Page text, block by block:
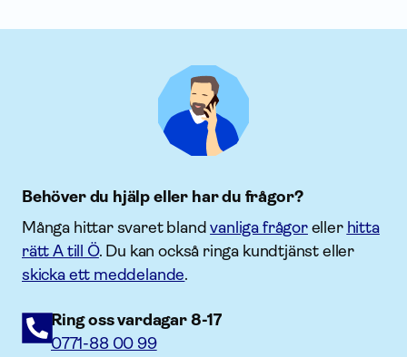
Behöver du hjälp eller har du frågor?
Många hittar svaret blandvanliga frågoreller hitta
rätt A till Ö. Du kan också ringa kundtjänst eller
skicka ett meddelande.
Ring oss vardagar 8-17
0771-88 00 99